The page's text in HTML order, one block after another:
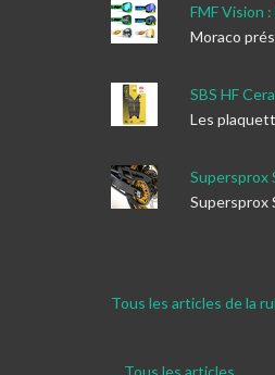
FMF Vision
Moraco
SBS HF
Les
Supersprox
Supersprox
Tous les articles de la
... Tous les articles